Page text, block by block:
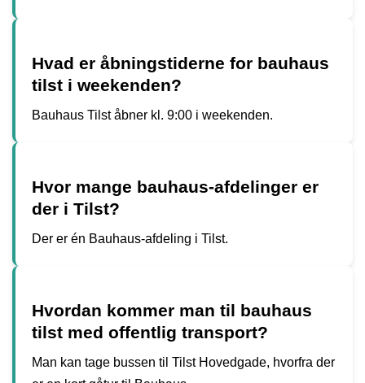
Hvad er åbningstiderne for bauhaus
tilst i weekenden?
Bauhaus Tilst åbner kl. 9:00 i weekenden.
Hvor mange bauhaus-afdelinger er
der i Tilst?
Der er én Bauhaus-afdeling i Tilst.
Hvordan kommer man til bauhaus
tilst med offentlig transport?
Man kan tage bussen til Tilst Hovedgade, hvorfra der